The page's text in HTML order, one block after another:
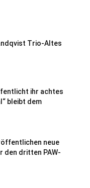
Trio-Altes
ihr achtes
bleibt dem
neue
den dritten PAW-